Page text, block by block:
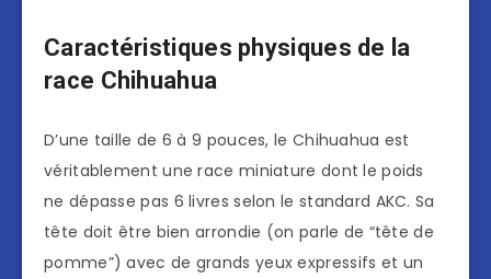
Caractéristiques physiques de la
race Chihuahua
D’une taille de 6 à 9 pouces, le Chihuahua est
véritablement une race miniature dont le poids
ne dépasse pas 6 livres selon le standard AKC. Sa
tête doit être bien arrondie (on parle de “tête de
pomme”) avec de grands yeux expressifs et un